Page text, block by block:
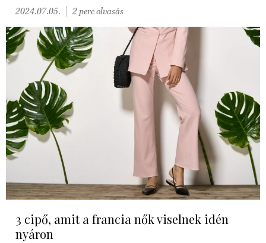
2024.07.05. 2 perc olvasás
3 cipő, amit a francia nők viselnek idén
nyáron